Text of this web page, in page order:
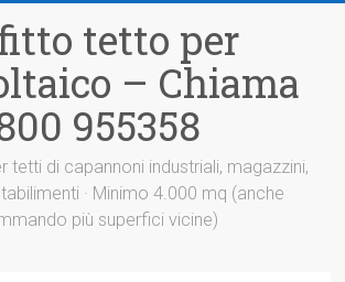
tetto per
– Chiama
955358
tetti di capannoni industriali, magazzini,
· Minimo 4.000 mq (anche
più superfici vicine)